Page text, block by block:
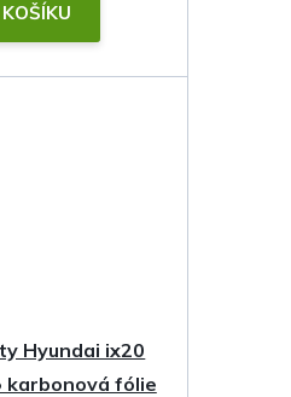
Hyundai ix20
karbonová fólie